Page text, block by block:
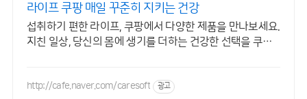
라이프 쿠팡 매일 꾸준히 지키는 건강
섭취하기 편한 라이프, 쿠팡에서 다양한 제품을 만나보세요.
지친 일상, 당신의 몸에 생기를 더하는 건강한 선택을 쿠팡
http://cafe.naver.com/caresoft 광고